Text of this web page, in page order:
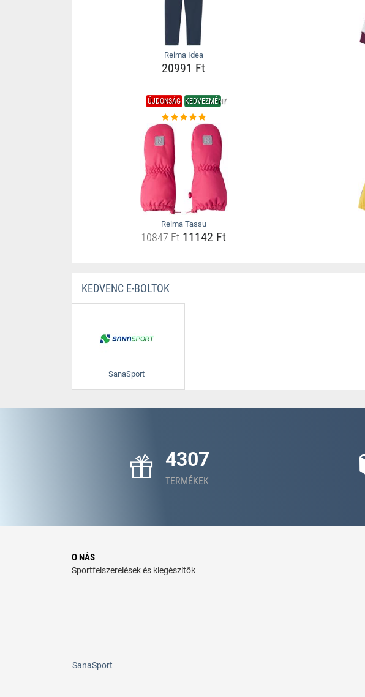
Reima Idea
20991 Ft
ÚJDONSÁG KEDVEZMÉNY
Reima Tassu
10847 Ft11142 Ft
KEDVENC E-BOLTOK
SanaSport
4307
TERMÉKEK
O NÁS
Sportfelszerelések és kiegészítők
SanaSport